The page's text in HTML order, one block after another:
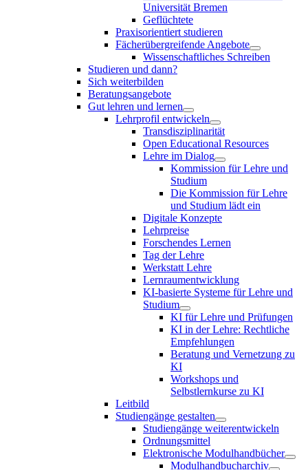
Universität Bremen
Geflüchtete
Praxisorientiert studieren
Fächerübergreifende Angebote
Wissenschaftliches Schreiben
Studieren und dann?
Sich weiterbilden
Beratungsangebote
Gut lehren und lernen
Lehrprofil entwickeln
Transdisziplinarität
Open Educational Resources
Lehre im Dialog
Kommission für Lehre und
Studium
Die Kommission für Lehre
und Studium lädt ein
Digitale Konzepte
Lehrpreise
Forschendes Lernen
Tag der Lehre
Werkstatt Lehre
Lernraumentwicklung
KI-basierte Systeme für Lehre und
Studium
KI für Lehre und Prüfungen
KI in der Lehre: Rechtliche
Empfehlungen
Beratung und Vernetzung zu
KI
Workshops und
Selbstlernkurse zu KI
Leitbild
Studiengänge gestalten
Studiengänge weiterentwickeln
Ordnungsmittel
Elektronische Modulhandbücher
Modulhandbucharchiv